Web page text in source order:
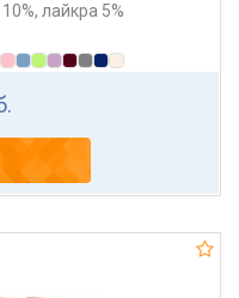
лайкра 5%